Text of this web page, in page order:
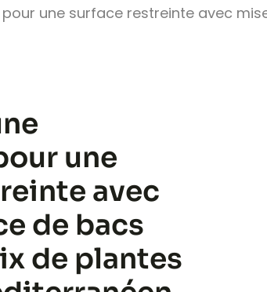
pour une surface restreinte avec
une
avec
de bacs
de plantes